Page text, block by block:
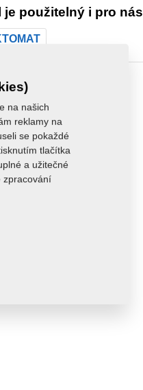
je použitelný i pro
na našich
reklamy na
se pokaždé
tlačítka
a užitečné
zpracování